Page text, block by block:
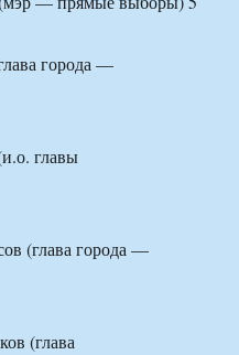
города —
главы
(глава города —
(глава